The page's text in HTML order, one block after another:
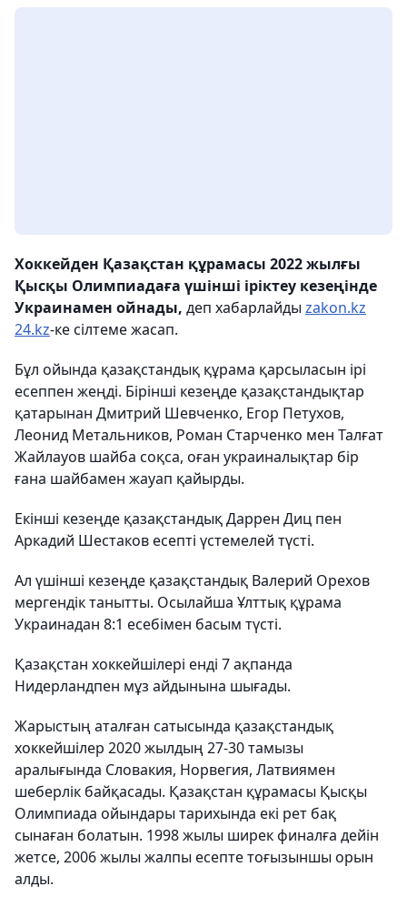
Хоккейден Қазақстан құрамасы 2022 жылғы
Қысқы Олимпиадаға үшінші іріктеу кезеңінде
Украинамен ойнады, деп хабарлайды zakon.kz
24.kz-ке сілтеме жасап.
Бұл ойында қазақстандық құрама қарсыласын ірі
есеппен жеңді. Бірінші кезеңде қазақстандықтар
қатарынан Дмитрий Шевченко, Егор Петухов,
Леонид Метальников, Роман Старченко мен Талғат
Жайлауов шайба соқса, оған украиналықтар бір
ғана шайбамен жауап қайырды.
Екінші кезеңде қазақстандық Даррен Диц пен
Аркадий Шестаков есепті үстемелей түсті.
Ал үшінші кезеңде қазақстандық Валерий Орехов
мергендік танытты. Осылайша Ұлттық құрама
Украинадан 8:1 есебімен басым түсті.
Қазақстан хоккейшілері енді 7 ақпанда
Нидерландпен мұз айдынына шығады.
Жарыстың аталған сатысында қазақстандық
хоккейшілер 2020 жылдың 27-30 тамызы
аралығында Словакия, Норвегия, Латвиямен
шеберлік байқасады. Қазақстан құрамасы Қысқы
Олимпиада ойындары тарихында екі рет бақ
сынаған болатын. 1998 жылы ширек финалға дейін
жетсе, 2006 жылы жалпы есепте тоғызыншы орын
алды.